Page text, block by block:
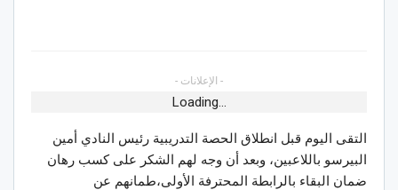
- الإعلانات -
Loading...
التقى اليوم قبل انطلاق الحصة التدريبية رئيس النادي أمين
البيرسو باللاعبين، وبعد أن وجه لهم الشكر على كسب رهان
ضمان البقاء بالرابطة المحترفة الأولى،طمانهم عن